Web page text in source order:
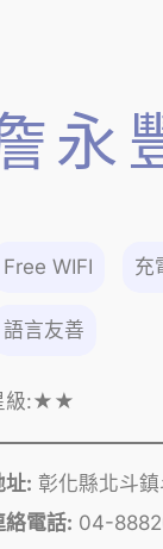
永
Free WIFI 充
語言友善
級:★★
址: 彰化縣北斗
絡電話: 04-